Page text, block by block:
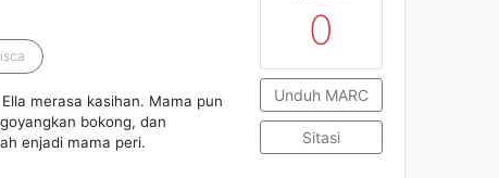
merasa kasihan. Mama pun
bokong, dan
enjadi mama peri.
0
Unduh MARC
Sitasi